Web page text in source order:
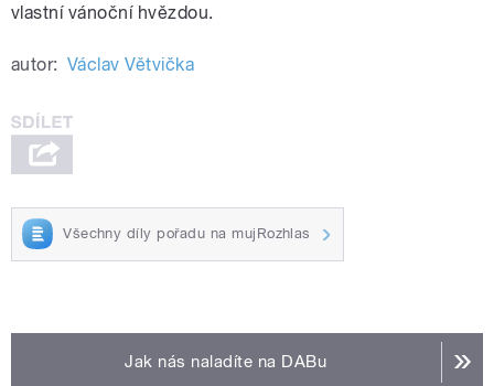
vlastní vánoční hvězdou.
autor: Václav Větvička
Všechny díly pořadu na mujRozhlas
Jak nás naladíte na DABu